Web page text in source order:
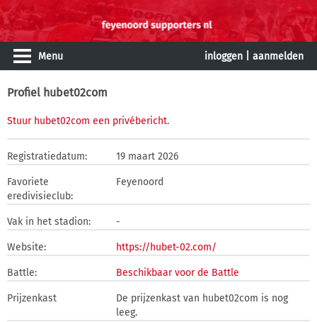
Menu inloggen aanmelden
Profiel hubet02com
Stuur hubet02com een privébericht.
Registratiedatum: 19 maart 2026
Favoriete
eredivisieclub:
Feyenoord
Vak in het stadion: -
Website: https://hubet-02.com/
Battle: Beschikbaar voor de Battle
Prijzenkast
De prijzenkast van hubet02com is nog
leeg.